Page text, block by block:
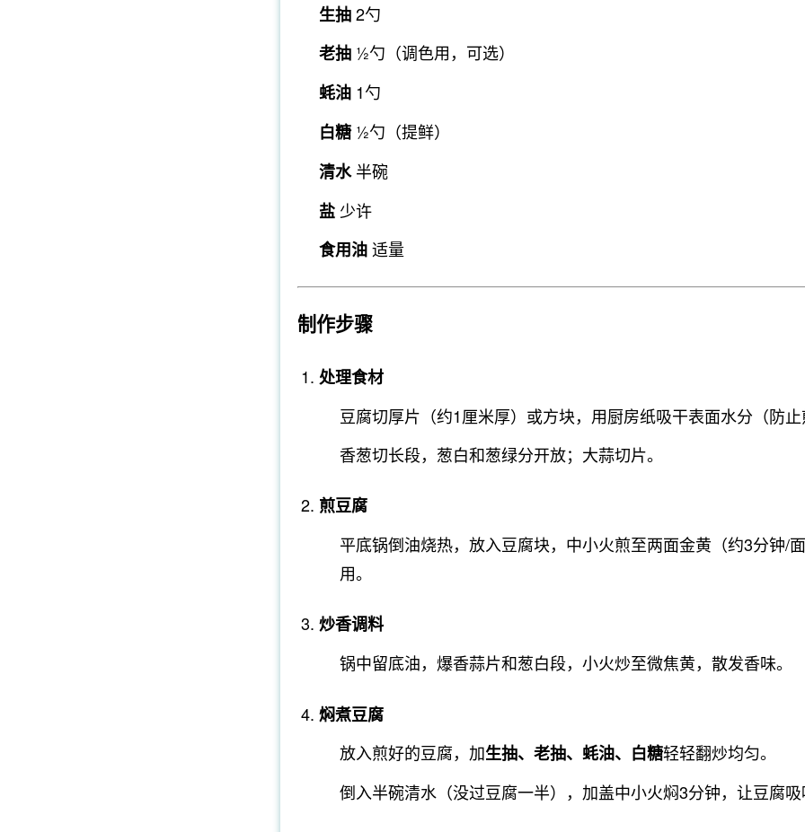
生抽2勺
老抽½勺（调色用，可选）
蚝油1勺
白糖½勺（提鲜）
清水半碗
盐少许
食用油适量
制作步骤
处理食材
豆腐切厚片（约1厘米厚）或方块，用厨房纸吸干表面水分（防止
香葱切长段，葱白和葱绿分开放；大蒜切片。
煎豆腐
平底锅倒油烧热，放入豆腐块，中小火煎至两面金黄（约3分钟/
用。
炒香调料
锅中留底油，爆香蒜片和葱白段，小火炒至微焦黄，散发香味。
焖煮豆腐
放入煎好的豆腐，加生抽、老抽、蚝油、白糖轻轻翻炒均匀。
倒入半碗清水（没过豆腐一半），加盖中小火焖3分钟，让豆腐吸